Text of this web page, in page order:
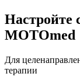
Настройте
MOTOmed
Для
терапии